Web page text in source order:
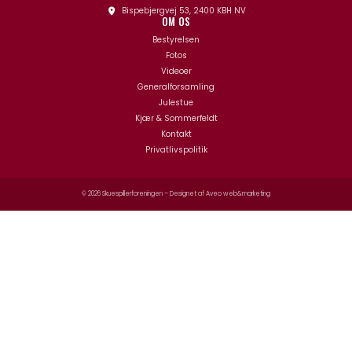
Bispebjergvej 53, 2400 KBH NV
OM OS
Bestyrelsen
Fotos
Videoer
Generalforsamling
Julestue
Kjær & Sommerfeldt
Kontakt
Privatlivspolitik
© 2026 Skuespillerforeningen – Designet afAveo web&marketing